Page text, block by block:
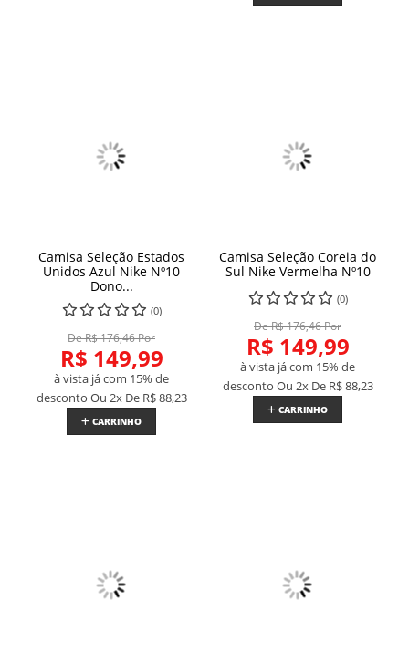
Camisa Seleção Estados
Unidos Azul Nike Nº10
Dono...
(0)
De R$ 176,46 Por
R$ 149,99
à vista já com 15% de
desconto Ou 2x De R$ 88,23
CARRINHO
Camisa Seleção Coreia do
Sul Nike Vermelha Nº10
(0)
De R$ 176,46 Por
R$ 149,99
à vista já com 15% de
desconto Ou 2x De R$ 88,23
CARRINHO